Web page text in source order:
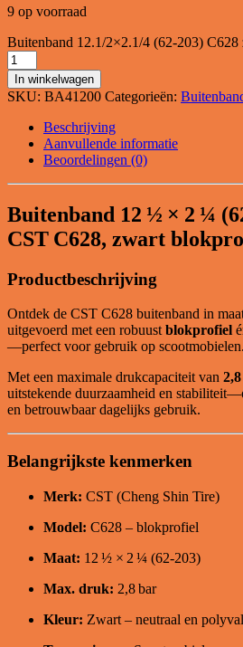
9 op voorraad
Buitenband 12.1/2×2.1/4 (62-203)
In winkelwagen
SKU: BA41200 Categorieën:
Beschrijving
Aanvullende informatie
Beoordelingen (0)
Buitenband 12 ½ × 2 ¼
CST C628, zwart
Productbeschrijving
Ontdek de CST C628 buitenband in
uitgevoerd met een robuust blokprofiel
—perfect voor gebruik op scootmobielen.
Met een maximale drukcapaciteit van
uitstekende duurzaamheid en
en betrouwbaar dagelijks gebruik.
Belangrijkste kenmerken
Merk: CST (Cheng Shin Tire)
Model: C628 – blokprofiel
Maat: 12 ½ × 2 ¼ (62‑203)
Max. druk: 2,8 bar
Kleur: Zwart – neutraal en